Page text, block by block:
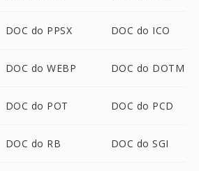
DOC do PPSX DOC do ICO
DOC do WEBP DOC do DOTM
DOC do POT DOC do PCD
DOC do RB DOC do SGI